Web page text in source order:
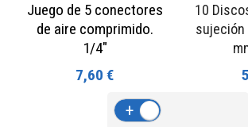
Juego de 5 conectores
de aire comprimido.
1/4"
7,60 €
10
sujeción
+